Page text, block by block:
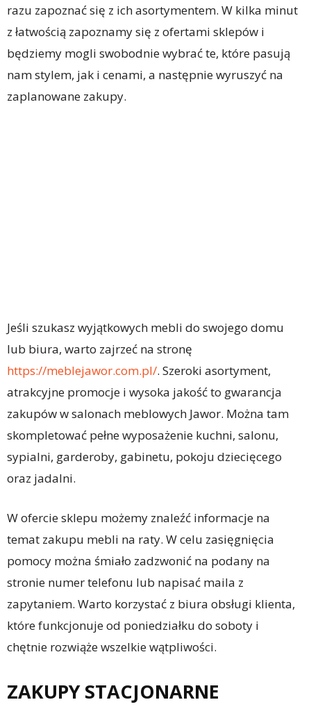
razu zapoznać się z ich asortymentem. W kilka minut
z łatwością zapoznamy się z ofertami sklepów i
będziemy mogli swobodnie wybrać te, które pasują
nam stylem, jak i cenami, a następnie wyruszyć na
zaplanowane zakupy.
Jeśli szukasz wyjątkowych mebli do swojego domu
lub biura, warto zajrzeć na stronę
https://meblejawor.com.pl/. Szeroki asortyment,
atrakcyjne promocje i wysoka jakość to gwarancja
zakupów w salonach meblowych Jawor. Można tam
skompletować pełne wyposażenie kuchni, salonu,
sypialni, garderoby, gabinetu, pokoju dziecięcego
oraz jadalni.
W ofercie sklepu możemy znaleźć informacje na
temat zakupu mebli na raty. W celu zasięgnięcia
pomocy można śmiało zadzwonić na podany na
stronie numer telefonu lub napisać maila z
zapytaniem. Warto korzystać z biura obsługi klienta,
które funkcjonuje od poniedziałku do soboty i
chętnie rozwiąże wszelkie wątpliwości.
ZAKUPY STACJONARNE